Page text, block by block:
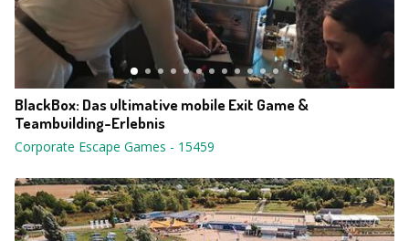
BlackBox: Das ultimative mobile Exit Game &
Teambuilding-Erlebnis
Corporate Escape Games - 15459